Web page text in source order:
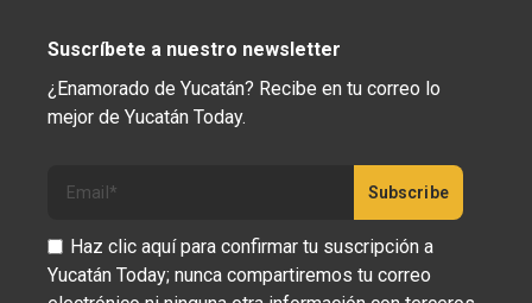
Suscríbete a nuestro newsletter
¿Enamorado de Yucatán? Recibe en tu correo lo
mejor de Yucatán Today.
Haz clic aquí para confirmar tu suscripción a
Yucatán Today; nunca compartiremos tu correo